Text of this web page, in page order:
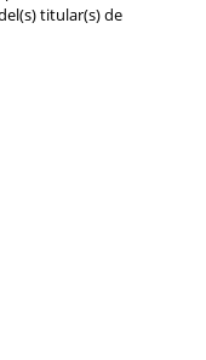
titular(s) de